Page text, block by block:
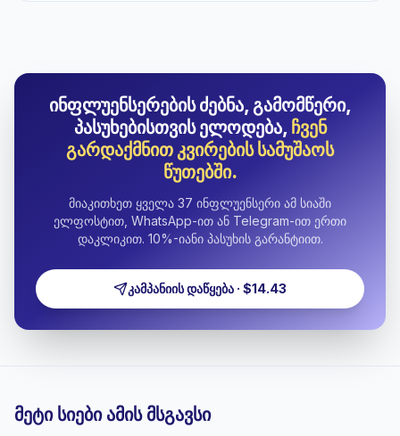
ინფლუენსერების ძებნა, გამომწერი,
პასუხებისთვის ელოდება, ჩვენ
გარდაქმნით კვირების სამუშაოს
წუთებში.
მიაკითხეთ ყველა 37 ინფლუენსერი ამ სიაში
ელფოსტით, WhatsApp-ით ან Telegram-ით ერთი
დაკლიკით. 10%-იანი პასუხის გარანტიით.
კამპანიის დაწყება · $14.43
მეტი სიები ამის მსგავსი